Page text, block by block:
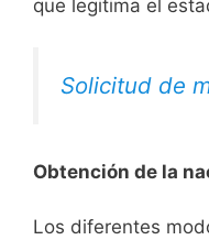
que legitima el
Solicitud de
Obtención de la
​​​Los diferentes